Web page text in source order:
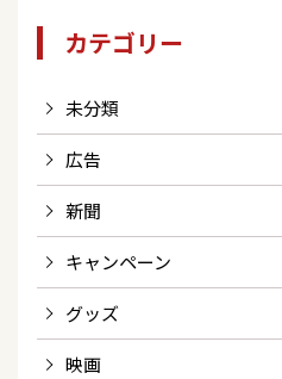
カテゴリー
未分類
広告
新聞
キャンペーン
グッズ
映画